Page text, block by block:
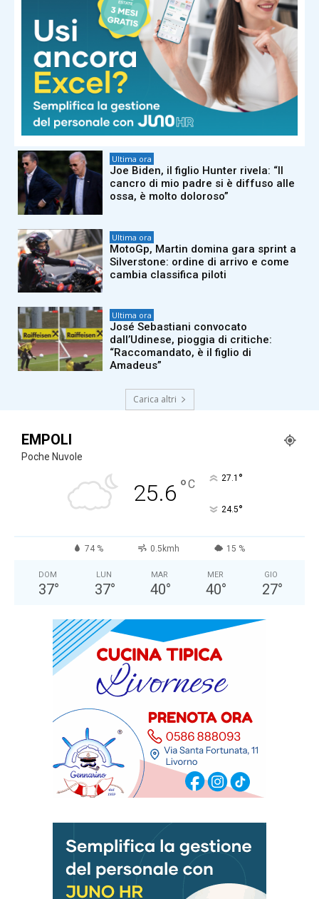
Comunali a Milano, Vannacci: “Il
nostro candidato sindaco è Carmelo
Burgio”
Ultima ora
Eruzione Etna, l’attore Filippo Laganà:
“Bloccato a Catania senza farmaci,
chiesti 700 euro per arrivare a
Palermo”
Ultima ora
Joe Biden, il figlio Hunter rivela: “Il
cancro di mio padre si è diffuso alle
ossa, è molto doloroso”
Ultima ora
MotoGp, Martin domina gara sprint a
Silverstone: ordine di arrivo e come
cambia classifica piloti
Ultima ora
José Sebastiani convocato
dall’Udinese, pioggia di critiche:
“Raccomandato, è il figlio di
Amadeus”
Carica altri
EMPOLI
Poche Nuvole
25.6 °C 27.1 °
24.5°
74 % 0.5kmh 15 %
DOM
37°
LUN
37°
MAR
40°
MER
40°
GIO
27°